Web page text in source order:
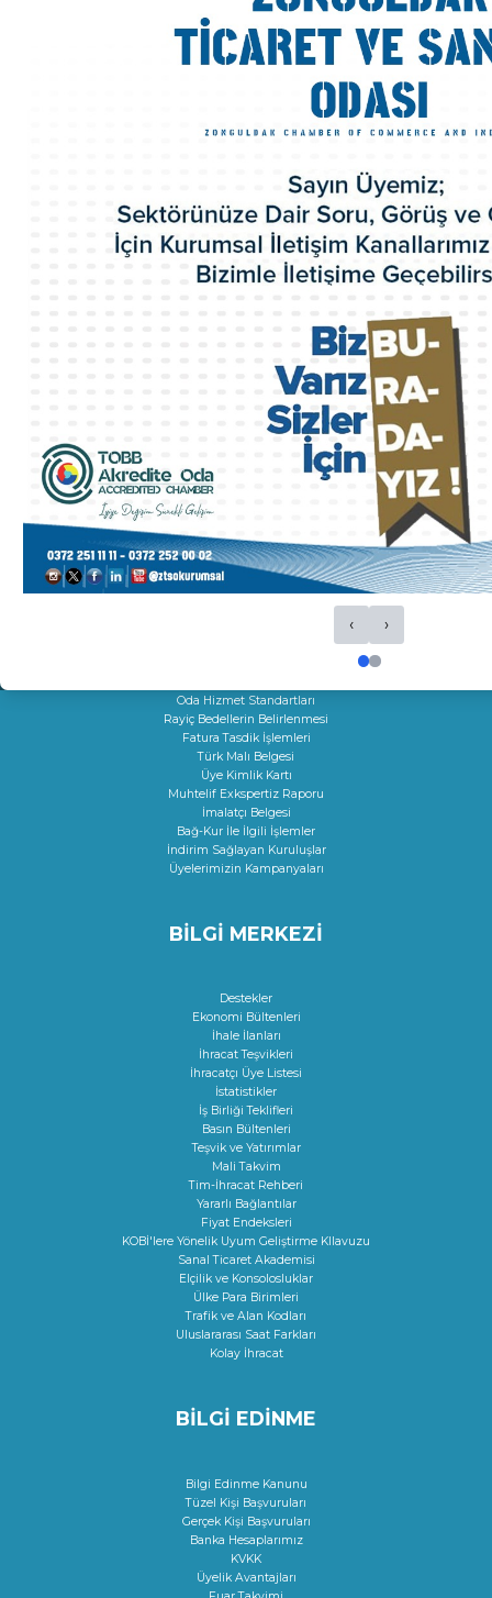
‹ ›
Komisyon ve Kurallar
Organizasyon Şeması
Odamız Personeli
Mevzuat
İl Kadın Girişimci Kurulu
Üyelik ve İştirakler
Eski Yönetim Kurulu Başkanlarımız
ZTSO Etik Kuralları
Faaliyet Raporları
ZTSO Dış Ticaret Destek Ofisi
ZTSO İş Planı
HİZMETLERİMİZ
Ticaret Sicil İşlemleri
Kapasite Raporları
Sigortacılık Levha Kaydı
Faaliyet Belgesi
Mersis
Yerli Malı Belgesi
Oda Hizmet Standartları
Rayiç Bedellerin Belirlenmesi
Fatura Tasdik İşlemleri
Türk Malı Belgesi
Üye Kimlik Kartı
Muhtelif Exkspertiz Raporu
İmalatçı Belgesi
Bağ-Kur İle İlgili İşlemler
İndirim Sağlayan Kuruluşlar
Üyelerimizin Kampanyaları
BİLGİ MERKEZİ
Destekler
Ekonomi Bültenleri
İhale İlanları
İhracat Teşvikleri
İhracatçı Üye Listesi
İstatistikler
İş Birliği Teklifleri
Basın Bültenleri
Teşvik ve Yatırımlar
Mali Takvim
Tim-İhracat Rehberi
Yararlı Bağlantılar
Fiyat Endeksleri
KOBİ'lere Yönelik Uyum Geliştirme KIlavuzu
Sanal Ticaret Akademisi
Elçilik ve Konsolosluklar
Ülke Para Birimleri
Trafik ve Alan Kodları
Uluslararası Saat Farkları
Kolay İhracat
BİLGİ EDİNME
Bilgi Edinme Kanunu
Tüzel Kişi Başvuruları
Gerçek Kişi Başvuruları
Banka Hesaplarımız
KVKK
Üyelik Avantajları